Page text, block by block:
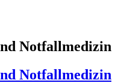
Notfallmedizin
Notfallmedizin